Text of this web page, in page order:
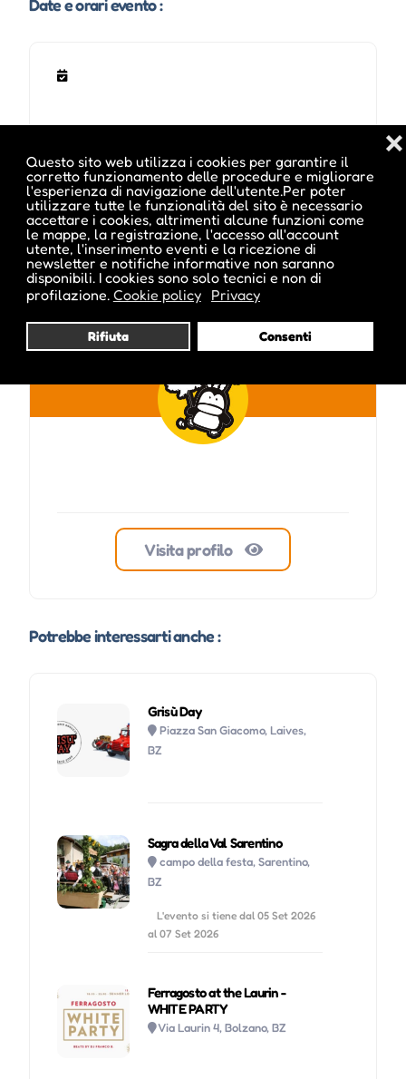
Questo sito web utilizza i cookies per garantire il
corretto funzionamento delle procedure e migliorare
l'esperienza di navigazione dell'utente.Per poter
utilizzare tutte le funzionalità del sito è necessario
accettare i cookies, altrimenti alcune funzioni come
le mappe, la registrazione, l'accesso all'account
utente, l'inserimento eventi e la ricezione di
newsletter e notifiche informative non saranno
disponibili. I cookies sono solo tecnici e non di
profilazione. Cookie policy Privacy
Rifiuta Consenti
❌
Date e orari evento :
Pubblicato da :
parkhotellaurin
Visita profilo
Potrebbe interessarti anche :
Grisù Day
Piazza San Giacomo, Laives,
BZ
Sagra della Val Sarentino
campo della festa, Sarentino,
BZ
L'evento si tiene dal 05 Set 2026
al 07 Set 2026
Ferragosto at the Laurin -
WHITE PARTY
Via Laurin 4, Bolzano, BZ